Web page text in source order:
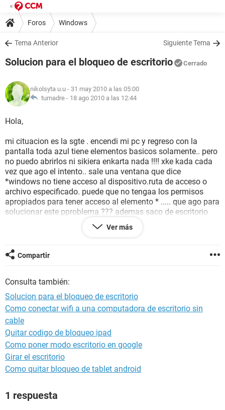
Foros Windows
Tema Anterior Siguiente Tema
Solucion para el bloqueo de escritorio Cerrado
nikolsyta u.u - 31 may 2010 a las 05:00
tumadre - 18 ago 2010 a las 12:44
Hola,
mi cituacion es la sgte . encendi mi pc y regreso con la
pantalla toda azul tiene elementos basicos solamente.. pero
no puedo abrirlos ni sikiera enkarta nada !!!! xke kada cada
vez que ago el intento.. sale una ventana que dice
*windows no tiene acceso al dispositivo.ruta de acceso o
archivo especificado. puede que no tengaa los permisos
apropiados para tener acceso al elemento * ..... que ago para
solucionar este pproblema ??? ademas saco de escritorio
mis carpetas . programas ...msn... el teclado no marca
algunos signos se debe a esto mismo ???? .. ??????
en porfabor
Ver más
Compartir
Consulta también:
Solucion para el bloqueo de escritorio
Como conectar wifi a una computadora de escritorio sin
cable
Quitar codigo de bloqueo ipad
Como poner modo escritorio en google
Girar el escritorio
Como quitar bloqueo de tablet android
1 respuesta